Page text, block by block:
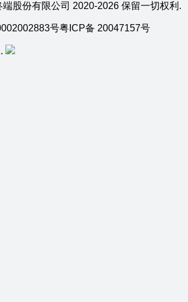
股份有限公司 2020-2026 保留一切权利.
号粤ICP备 20047157号